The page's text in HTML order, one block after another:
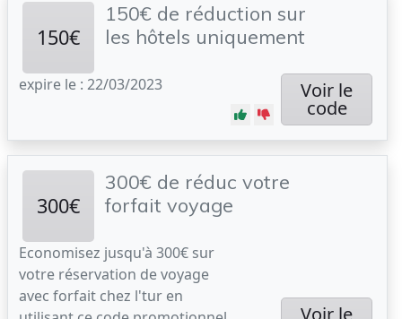
150€
150€ de réduction sur
les hôtels uniquement
expire le : 22/03/2023 Voir le
code
300€
300€ de réduc votre
forfait voyage
Economisez jusqu'à 300€ sur
votre réservation de voyage
avec forfait chez l'tur en
Voir le